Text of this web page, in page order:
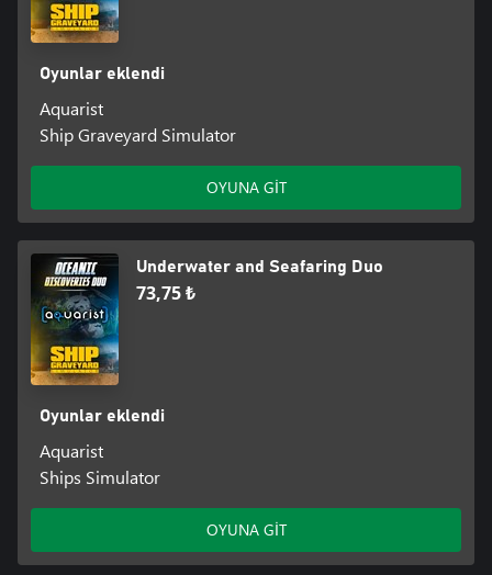
Oyunlar eklendi
Aquarist
Ship Graveyard Simulator
OYUNA GİT
Underwater and Seafaring Duo
73,75 ₺
Oyunlar eklendi
Aquarist
Ships Simulator
OYUNA GİT